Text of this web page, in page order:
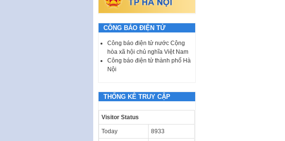
CÔNG BÁO ĐIỆN TỬ
Công báo điện tử nước Cộng
hòa xã hội chủ nghĩa Việt Nam
Công báo điện tử thành phố Hà
Nội
THỐNG KÊ TRUY CẬP
Visitor Status
Today 8933